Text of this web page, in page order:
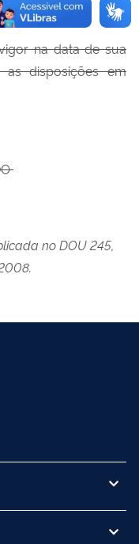
na data de sua
as disposições em
no DOU245,